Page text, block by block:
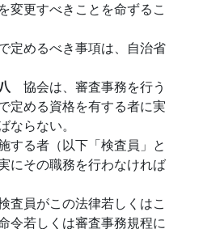
変更すべきことを命ずるこ
定めるべき事項は、自治省
協会は、審査事務を行う
定める資格を有する者に実
ならない。
する者（以下「検査員」と
にその職務を行わなければ
査員がこの法律若しくはこ
令若しくは審査事務規程に